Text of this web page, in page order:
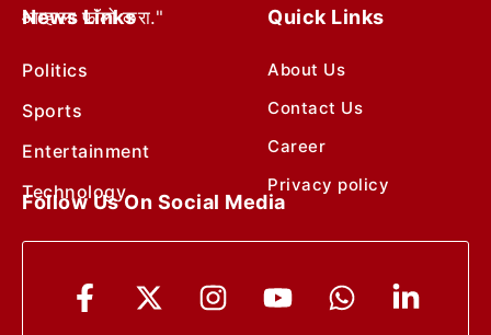
आम्हाला फॉलो करा."
News Links
Politics
Sports
Entertainment
Technology
Quick Links
About Us
Contact Us
Career
Privacy policy
Follow Us On Social Media